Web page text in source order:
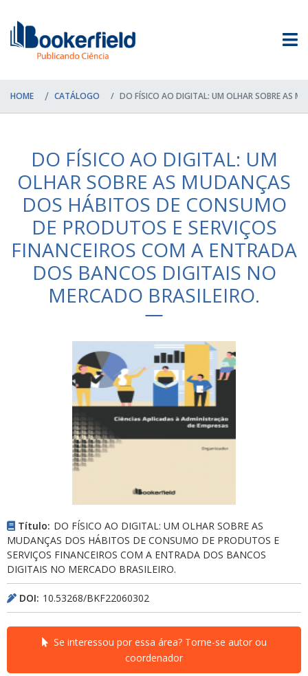
HOME CATÁLOGO DO FÍSICO AO DIGITAL: UM OLHAR SOBRE AS
DO FÍSICO AO DIGITAL: UM
OLHAR SOBRE AS MUDANÇAS
DOS HÁBITOS DE CONSUMO
DE PRODUTOS E SERVIÇOS
FINANCEIROS COM A ENTRADA
DOS BANCOS DIGITAIS NO
MERCADO BRASILEIRO.
Título: DO FÍSICO AO DIGITAL: UM OLHAR SOBRE AS
MUDANÇAS DOS HÁBITOS DE CONSUMO DE PRODUTOS E
SERVIÇOS FINANCEIROS COM A ENTRADA DOS BANCOS
DIGITAIS NO MERCADO BRASILEIRO.
DOI: 10.53268/BKF22060302
Se interessou por essa área? Torne-se autor ou
coordenador